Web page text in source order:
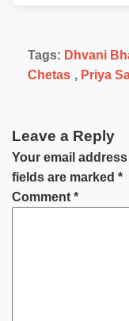
Tags: Dhvani
Chetas , Priya
Leave a Reply
Your email
fields are marked *
Comment *